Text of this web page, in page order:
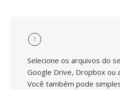
1
Selecione os arquivos do
Google Drive, Dropbox ou
Você também pode